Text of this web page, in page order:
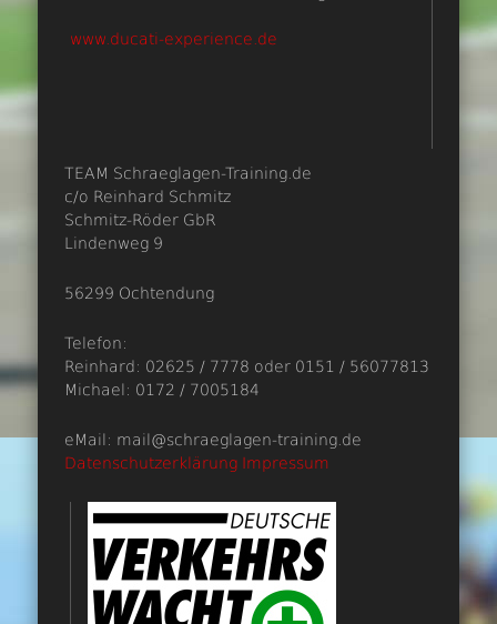
www.ducati-experience.de
TEAM Schraeglagen-Training.de
c/o Reinhard Schmitz
Schmitz-Röder GbR
Lindenweg 9
56299 Ochtendung
Telefon:
Reinhard: 02625 / 7778 oder 0151 / 56077813
Michael: 0172 / 7005184
eMail: mail@schraeglagen-training.de
Datenschutzerklärung Impressum